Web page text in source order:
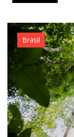
Brasil